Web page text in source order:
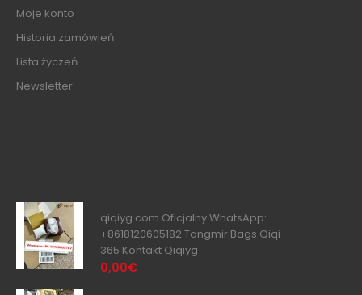
Moje konto
Historia zamówień
Lista życzeń
Newsletter
qiqiyg.com Oficjalny WhatsApp:
+8618120605182 Tangmir Bags Qiqi-
365 Kontakt Qiqiyg
0,00€